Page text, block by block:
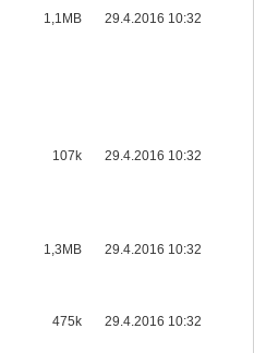
1,1MB 29.4.2016 10:32
107k 29.4.2016 10:32
1,3MB 29.4.2016 10:32
475k 29.4.2016 10:32